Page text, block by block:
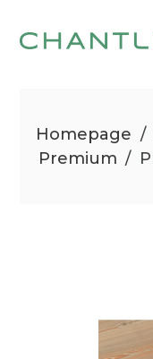
Homepage /
Premium /